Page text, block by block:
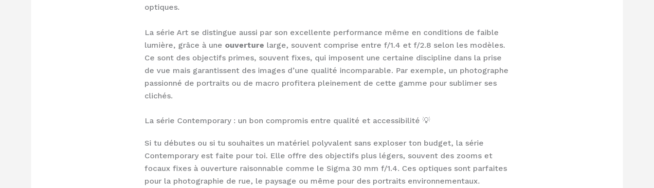
optiques.
La série Art se distingue aussi par son excellente performance même en conditions de faible
lumière, grâce à une ouverture large, souvent comprise entre f/1.4 et f/2.8 selon les modèles.
Ce sont des objectifs primes, souvent fixes, qui imposent une certaine discipline dans la prise
de vue mais garantissent des images d’une qualité incomparable. Par exemple, un photographe
passionné de portraits ou de macro profitera pleinement de cette gamme pour sublimer ses
clichés.
La série Contemporary : un bon compromis entre qualité et accessibilité 💡
Si tu débutes ou si tu souhaites un matériel polyvalent sans exploser ton budget, la série
Contemporary est faite pour toi. Elle offre des objectifs plus légers, souvent des zooms et
focaux fixes à ouverture raisonnable comme le Sigma 30 mm f/1.4. Ces optiques sont parfaites
pour la photographie de rue, le paysage ou même pour des portraits environnementaux.